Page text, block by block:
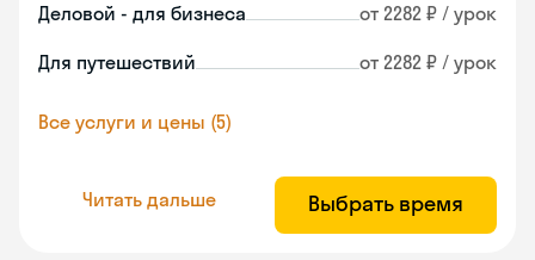
Деловой - для бизнеса от 2282 ₽ / урок
Для путешествий от 2282 ₽ / урок
Все услуги и цены (5)
Читать дальше Выбрать время